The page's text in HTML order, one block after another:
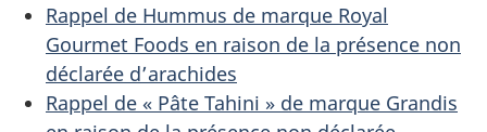
Rappel de Hummus de marque Royal
Gourmet Foods en raison de la présence non
déclarée d’arachides
Rappel de « Pâte Tahini » de marque Grandis